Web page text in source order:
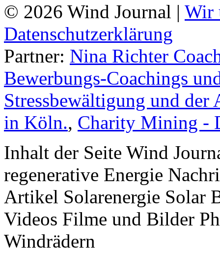
© 2026 Wind Journal | Wir
Datenschutzerklärung
Partner: Nina Richter
Bewerbungs-Coachings
Stressbewältigung und
in Köln., Charity Mining -
Inhalt der Seite Wind
regenerative Energie
Artikel Solarenergie Solar
Videos Filme und Bilder
Windrädern